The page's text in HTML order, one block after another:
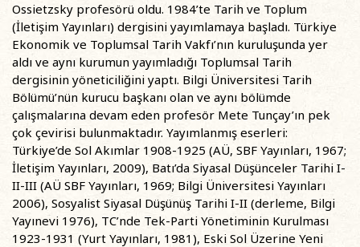
Ossietzsky profesörü oldu. 1984’te Tarih ve Toplum
(İletişim Yayınları) dergisini yayımlamaya başladı. Türkiye
Ekonomik ve Toplumsal Tarih Vakfı’nın kuruluşunda yer
aldı ve aynı kurumun yayımladığı Toplumsal Tarih
dergisinin yöneticiliğini yaptı. Bilgi Üniversitesi Tarih
Bölümü’nün kurucu başkanı olan ve aynı bölümde
çalışmalarına devam eden profesör Mete Tunçay’ın pek
çok çevirisi bulunmaktadır. Yayımlanmış eserleri:
Türkiye’de Sol Akımlar 1908-1925 (AÜ, SBF Yayınları, 1967;
İletişim Yayınları, 2009), Batı’da Siyasal Düşünceler Tarihi I-
II-III (AÜ SBF Yayınları, 1969; Bilgi Üniversitesi Yayınları
2006), Sosyalist Siyasal Düşünüş Tarihi I-II (derleme, Bilgi
Yayınevi 1976), TC’nde Tek-Parti Yönetiminin Kurulması
1923-1931 (Yurt Yayınları, 1981), Eski Sol Üzerine Yeni